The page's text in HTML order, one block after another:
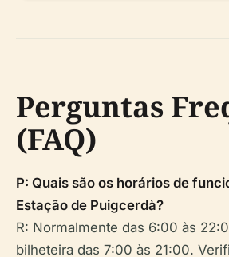
Perguntas
(FAQ)
P: Quais são os horários de
Estação de Puigcerdà?
R: Normalmente das 6:00 às
bilheteira das 7:00 às 21:00.